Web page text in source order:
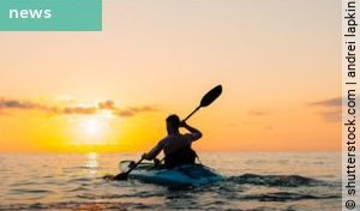
© shutterstock.com | andrei lapkin